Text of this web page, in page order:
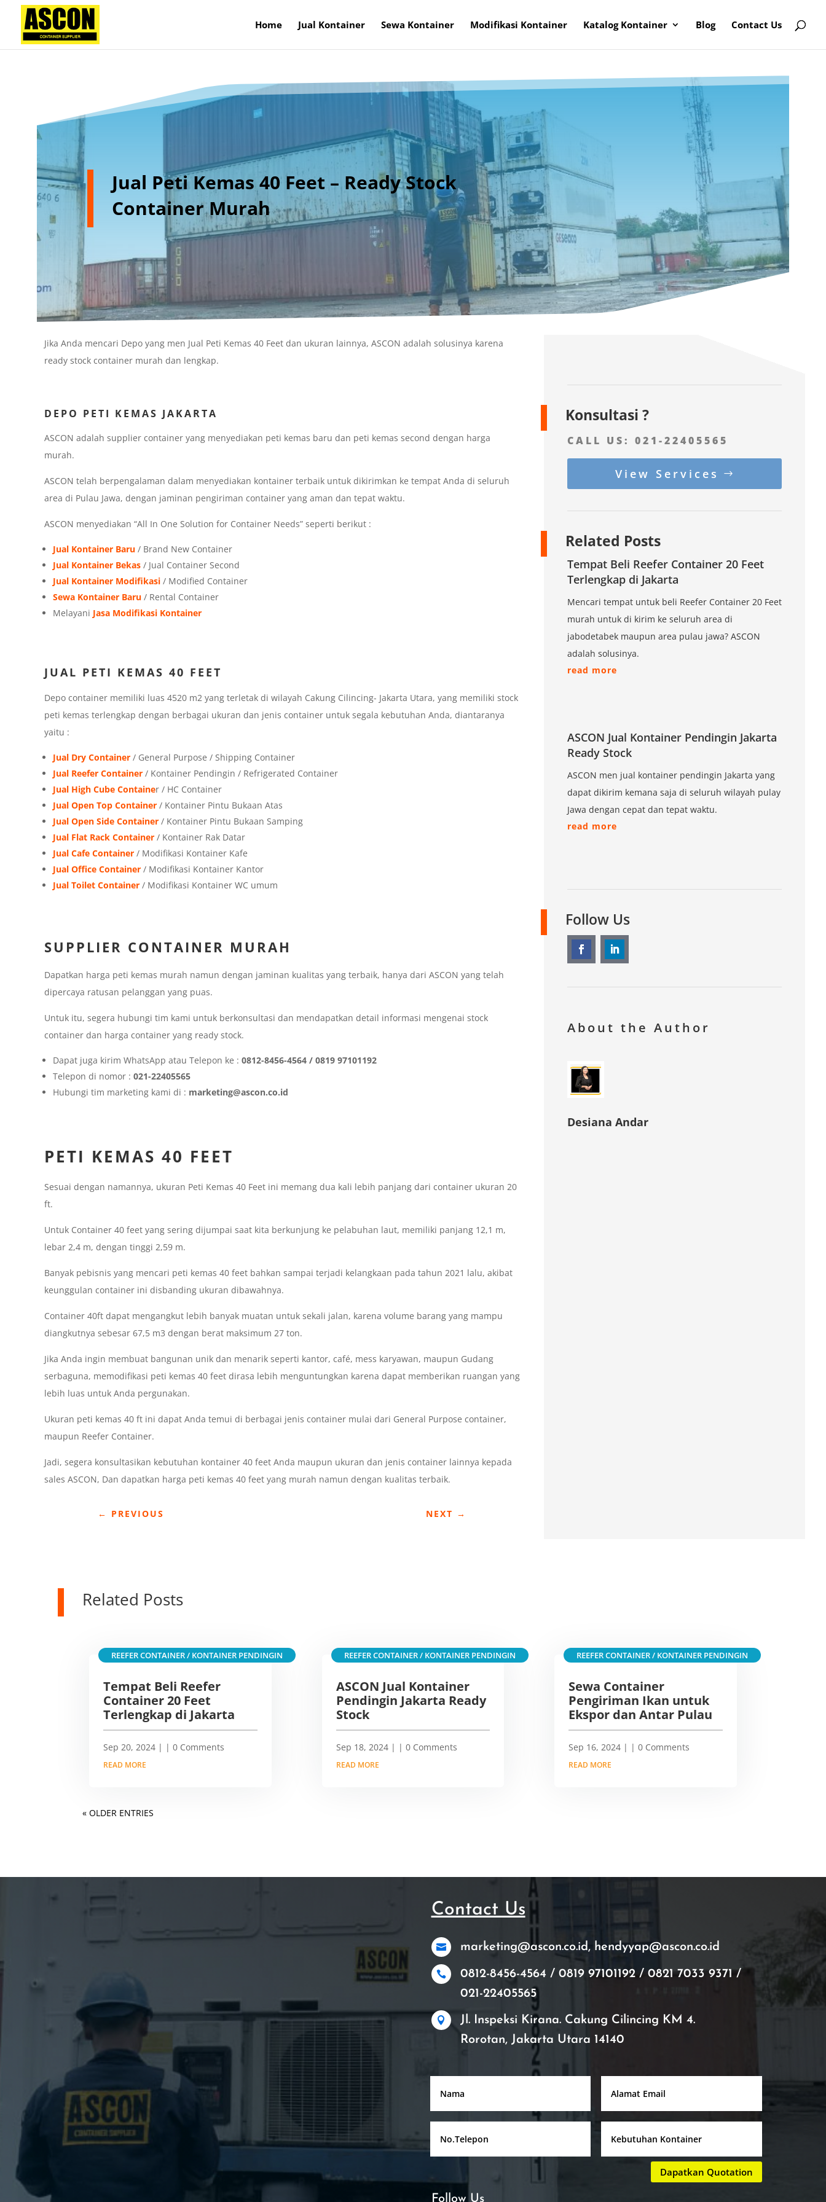
Home Jual Kontainer Sewa Kontainer Modifikasi Kontainer Katalog Kontainer Blog Contact Us
Jual Peti Kemas 40 Feet – Ready Stock
Container Murah
Jika Anda mencari Depo yang men Jual Peti Kemas 40 Feet dan ukuran lainnya, ASCON adalah solusinya karena
ready stock container murah dan lengkap.
DEPO PETI KEMAS JAKARTA
ASCON adalah supplier container yang menyediakan peti kemas baru dan peti kemas second dengan harga
murah.
ASCON telah berpengalaman dalam menyediakan kontainer terbaik untuk dikirimkan ke tempat Anda di seluruh
area di Pulau Jawa, dengan jaminan pengiriman container yang aman dan tepat waktu.
ASCON menyediakan “All In One Solution for Container Needs” seperti berikut :
Jual Kontainer Baru/ Brand New Container
Jual Kontainer Bekas/ Jual Container Second
Jual Kontainer Modifikasi/ Modified Container
Sewa Kontainer Baru/ Rental Container
Melayani Jasa Modifikasi Kontainer
JUAL PETI KEMAS 40 FEET
Depo container memiliki luas 4520 m2 yang terletak di wilayah Cakung Cilincing- Jakarta Utara, yang memiliki stock
peti kemas terlengkap dengan berbagai ukuran dan jenis container untuk segala kebutuhan Anda, diantaranya
yaitu :
Jual Dry Container/ General Purpose / Shipping Container
Jual Reefer Container/ Kontainer Pendingin / Refrigerated Container
Jual High Cube Container / HC Container
Jual Open Top Container/ Kontainer Pintu Bukaan Atas
Jual Open Side Container/ Kontainer Pintu Bukaan Samping
Jual Flat Rack Container/ Kontainer Rak Datar
Jual Cafe Container/ Modifikasi Kontainer Kafe
Jual Office Container/ Modifikasi Kontainer Kantor
Jual Toilet Container/ Modifikasi Kontainer WC umum
SUPPLIER CONTAINER MURAH
Dapatkan harga peti kemas murah namun dengan jaminan kualitas yang terbaik, hanya dari ASCON yang telah
dipercaya ratusan pelanggan yang puas.
Untuk itu, segera hubungi tim kami untuk berkonsultasi dan mendapatkan detail informasi mengenai stock
container dan harga container yang ready stock.
Dapat juga kirim WhatsApp atau Telepon ke : 0812-8456-4564 / 0819 97101192
Telepon di nomor : 021-22405565
Hubungi tim marketing kami di : marketing@ascon.co.id
PETI KEMAS 40 FEET
Sesuai dengan namannya, ukuran Peti Kemas 40 Feet ini memang dua kali lebih panjang dari container ukuran 20
ft.
Untuk Container 40 feet yang sering dijumpai saat kita berkunjung ke pelabuhan laut, memiliki panjang 12,1 m,
lebar 2,4 m, dengan tinggi 2,59 m.
Banyak pebisnis yang mencari peti kemas 40 feet bahkan sampai terjadi kelangkaan pada tahun 2021 lalu, akibat
keunggulan container ini disbanding ukuran dibawahnya.
Container 40ft dapat mengangkut lebih banyak muatan untuk sekali jalan, karena volume barang yang mampu
diangkutnya sebesar 67,5 m3 dengan berat maksimum 27 ton.
Jika Anda ingin membuat bangunan unik dan menarik seperti kantor, café, mess karyawan, maupun Gudang
serbaguna, memodifikasi peti kemas 40 feet dirasa lebih menguntungkan karena dapat memberikan ruangan yang
lebih luas untuk Anda pergunakan.
Ukuran peti kemas 40 ft ini dapat Anda temui di berbagai jenis container mulai dari General Purpose container,
maupun Reefer Container.
Jadi, segera konsultasikan kebutuhan kontainer 40 feet Anda maupun ukuran dan jenis container lainnya kepada
sales ASCON, Dan dapatkan harga peti kemas 40 feet yang murah namun dengan kualitas terbaik.
← PREVIOUS NEXT →
Konsultasi ?
CALL US:021-22405565
View Services
Related Posts
Tempat Beli Reefer Container 20 Feet
Terlengkap di Jakarta
Mencari tempat untuk beli Reefer Container 20 Feet
murah untuk di kirim ke seluruh area di
jabodetabek maupun area pulau jawa? ASCON
adalah solusinya.
read more
ASCON Jual Kontainer Pendingin Jakarta
Ready Stock
ASCON men jual kontainer pendingin Jakarta yang
dapat dikirim kemana saja di seluruh wilayah pulay
Jawa dengan cepat dan tepat waktu.
read more
Follow Us
About the Author
Desiana Andar
Related Posts
Tempat Beli Reefer
Container 20 Feet
Terlengkap di Jakarta
Sep 20, 2024 |
REEFER CONTAINER / KONTAINER PENDINGIN
| 0 Comments
READ MORE
ASCON Jual Kontainer
Pendingin Jakarta Ready
Stock
Sep 18, 2024|
REEFER CONTAINER / KONTAINER PENDINGIN
| 0 Comments
READ MORE
Sewa Container
Pengiriman Ikan untuk
Ekspor dan Antar Pulau
Sep 16, 2024|
REEFER CONTAINER / KONTAINER PENDINGIN
| 0 Comments
READ MORE
« OLDER ENTRIES
Contact Us
 marketing@ascon.co.id, hendyyap@ascon.co.id

0812-8456-4564 / 0819 97101192 / 0821 7033 9371 /
021-22405565

Jl. Inspeksi Kirana. Cakung Cilincing KM 4.
Rorotan, Jakarta Utara 14140
Dapatkan Quotation
Follow Us